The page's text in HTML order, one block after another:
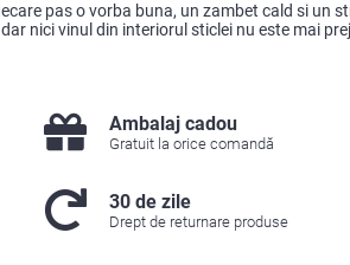
pas o vorba buna, un zambet cald si un
nici vinul din interiorul sticlei nu este mai
Ambalaj cadou
Gratuit la orice comandă
30 de zile
Drept de returnare produse